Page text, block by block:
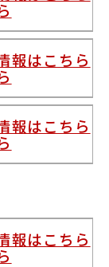
報はこちら
報はこちら
報はこちら